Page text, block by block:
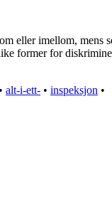
eller imellom,
former for
• alt-i-ett- • inspeksjon •